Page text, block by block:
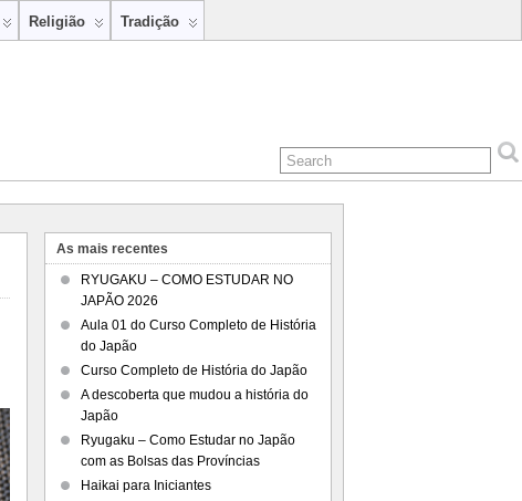
Religião Tradição
As mais recentes
RYUGAKU – COMO ESTUDAR NO
JAPÃO 2026
Aula 01 do Curso Completo de História
do Japão
Curso Completo de História do Japão
A descoberta que mudou a história do
Japão
Ryugaku – Como Estudar no Japão
com as Bolsas das Províncias
Haikai para Iniciantes